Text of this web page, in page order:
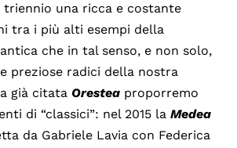
triennio una ricca e costante
tra i più alti esempi della
che in tal senso, e non solo,
preziose radici della nostra
già citata Oresteaproporremo
di “classici”: nel 2015 la Medea
da Gabriele Lavia con Federica